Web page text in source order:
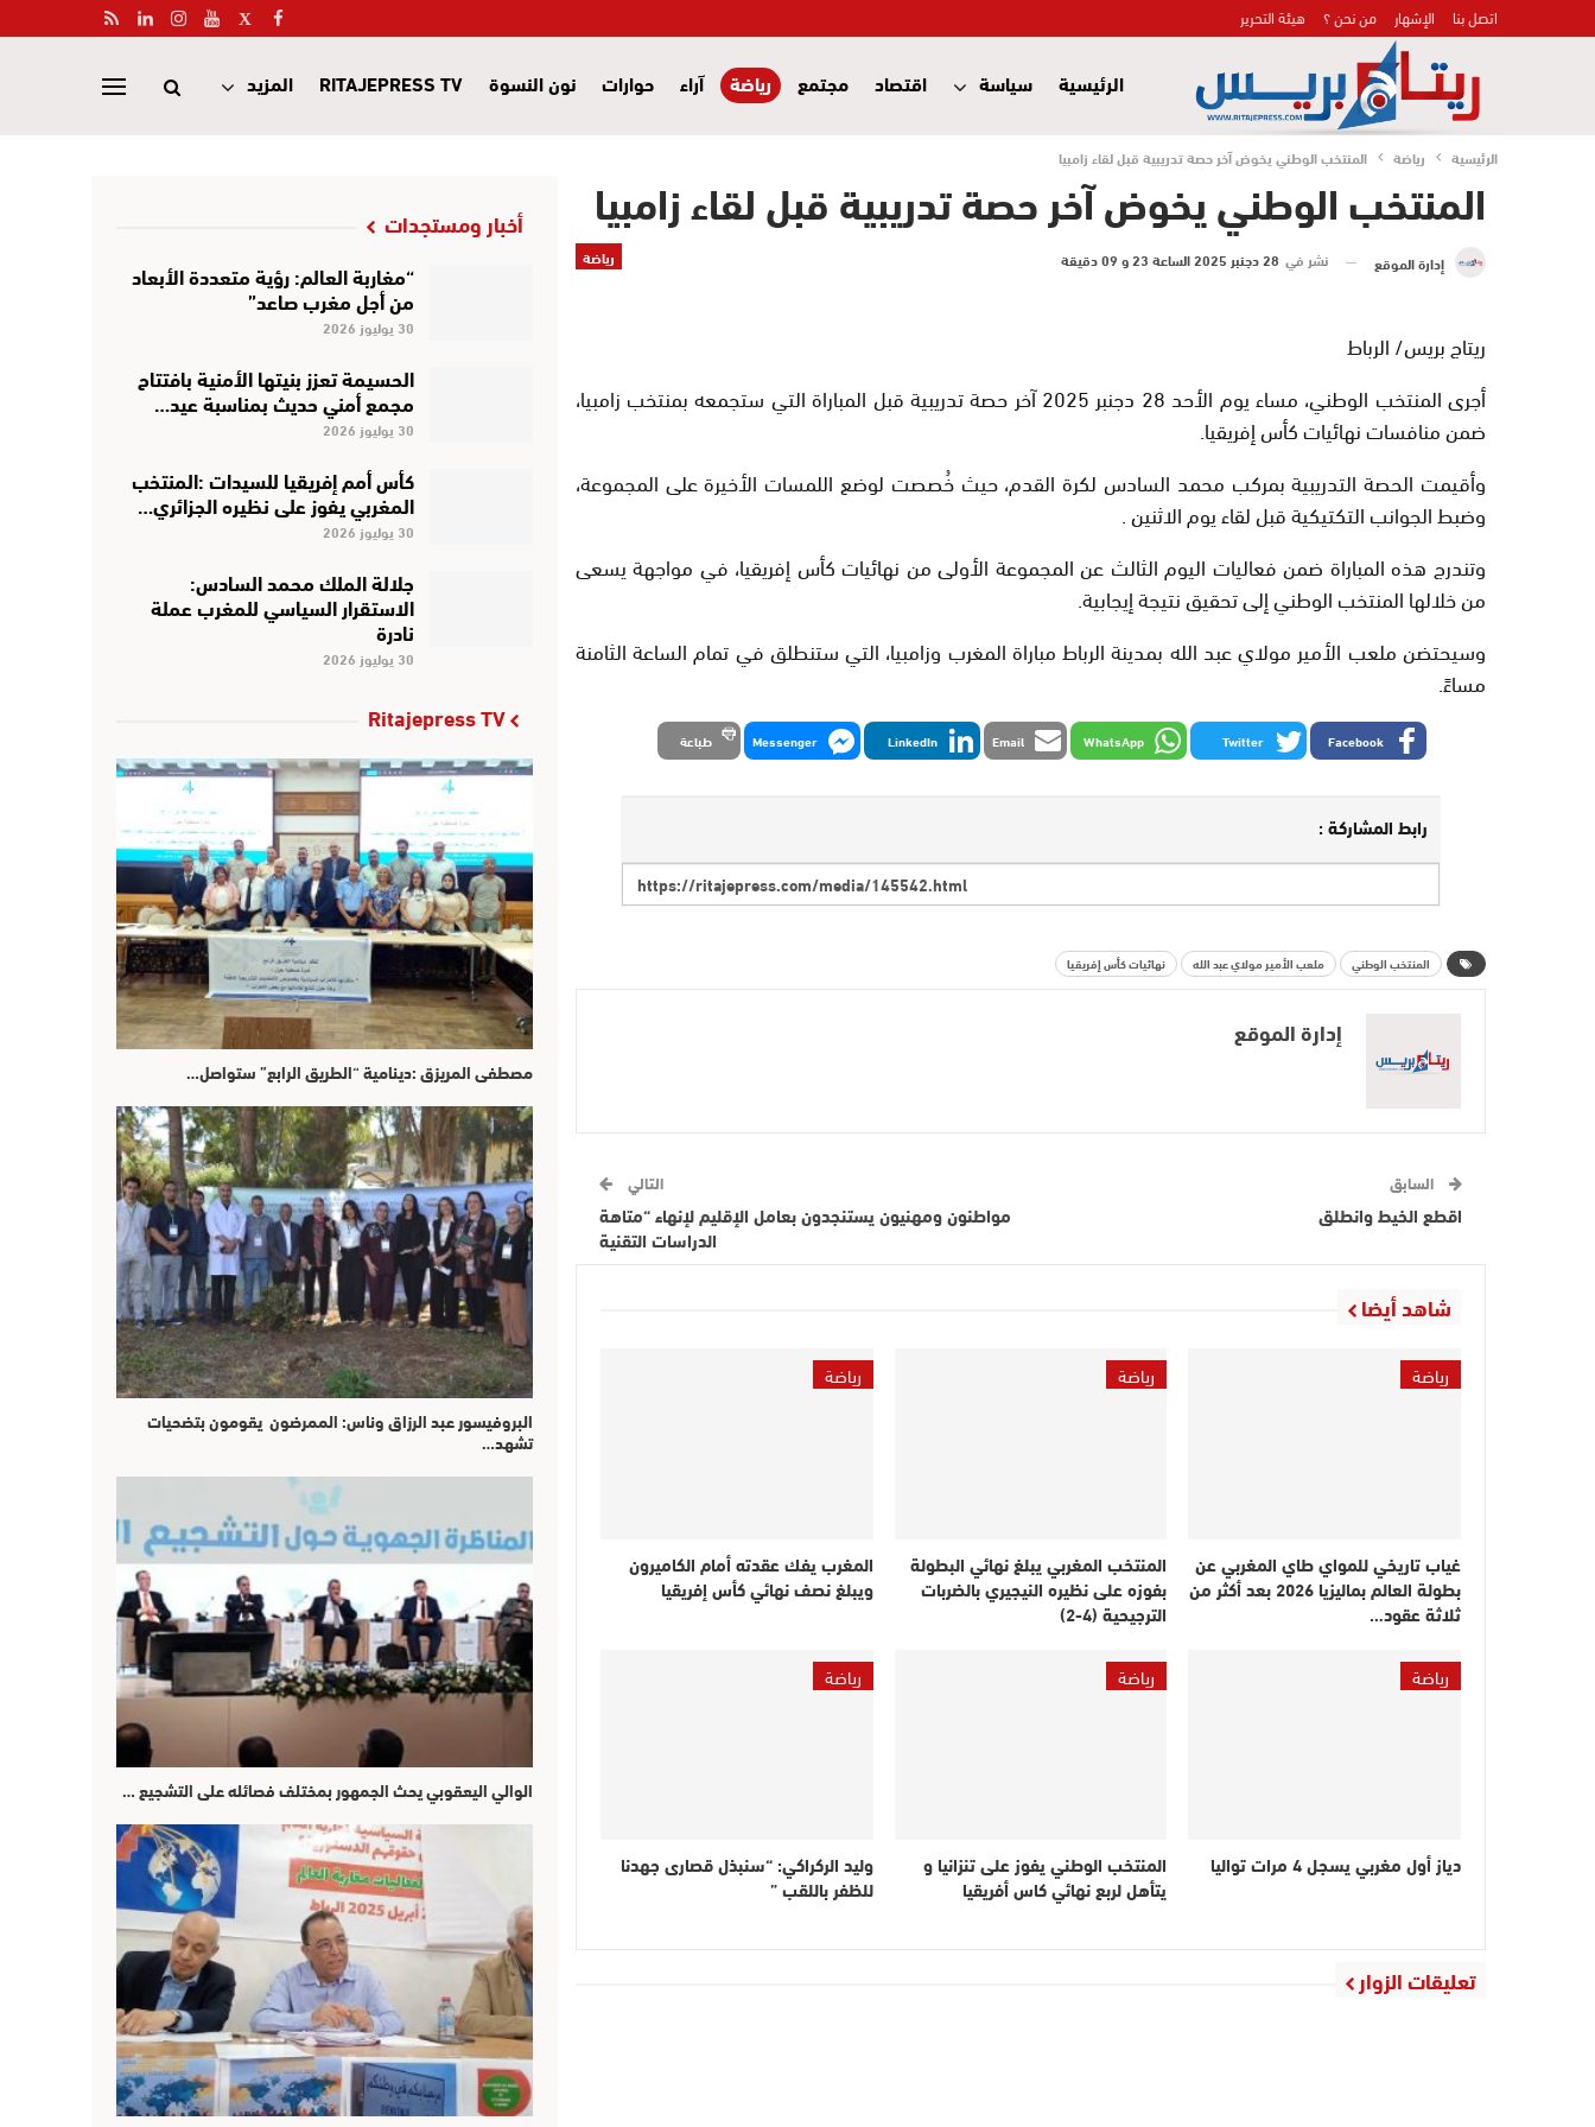
اتصل بنا الإشهار من نحن ؟ هيئة التحرير
الرئيسية سياسة اقتصاد مجتمع رياضة آراء حوارات نون النسوة RITAJEPRESS TV المزيد
الرئيسية رياضة المنتخب الوطني يخوض آخر حصة تدريبية قبل لقاء زامبيا
المنتخب الوطني يخوض آخر حصة تدريبية قبل لقاء زامبيا
رياضة إدارة الموقع نشر في 28 دجنبر 2025 الساعة 23 و 09 دقيقة
ريتاج بريس/ الرباط
أجرى المنتخب الوطني، مساء يوم الأحد 28 دجنبر 2025 آخر حصة تدريبية قبل المباراة التي ستجمعه بمنتخب زامبيا،
ضمن منافسات نهائيات كأس إفريقيا.
وأقيمت الحصة التدريبية بمركب محمد السادس لكرة القدم، حيث خُصصت لوضع اللمسات الأخيرة على المجموعة،
وضبط الجوانب التكتيكية قبل لقاء يوم الاثنين .
وتندرج هذه المباراة ضمن فعاليات اليوم الثالث عن المجموعة الأولى من نهائيات كأس إفريقيا، في مواجهة يسعى
من خلالها المنتخب الوطني إلى تحقيق نتيجة إيجابية.
وسيحتضن ملعب الأمير مولاي عبد الله بمدينة الرباط مباراة المغرب وزامبيا، التي ستنطلق في تمام الساعة الثامنة
مساءً.
Facebook
Twitter
WhatsApp
Email
LinkedIn
Messenger طباعة
رابط المشاركة :
المنتخب الوطني ملعب الأمير مولاي عبد الله نهائيات كأس إفريقيا
إدارة الموقع
السابق
اقطع الخيط وانطلق
التالي
مواطنون ومهنيون يستنجدون بعامل الإقليم لإنهاء “متاهة
الدراسات التقنية
شاهد أيضا
رياضة
غياب تاريخي للمواي طاي المغربي عن
بطولة العالم بماليزيا 2026 بعد أكثر من
ثلاثة عقود…
رياضة
المنتخب المغربي يبلغ نهائي البطولة
بفوزه على نظيره النيجيري بالضربات
الترجيحية (4-2)
رياضة
المغرب يفك عقدته أمام الكاميرون
ويبلغ نصف نهائي كأس إفريقيا
رياضة
دياز أول مغربي يسجل 4 مرات تواليا
رياضة
المنتخب الوطني يفوز على تنزانيا و
يتأهل لربع نهائي كاس أفريقيا
رياضة
وليد الركراكي: “سنبذل قصارى جهدنا
للظفر باللقب ”
تعليقات الزوار
أخبار ومستجدات
“مغاربة العالم: رؤية متعددة الأبعاد
من أجل مغرب صاعد”
30 يوليوز 2026
الحسيمة تعزز بنيتها الأمنية بافتتاح
مجمع أمني حديث بمناسبة عيد…
30 يوليوز 2026
كأس أمم إفريقيا للسيدات :المنتخب
المغربي يفوز على نظيره الجزائري…
30 يوليوز 2026
جلالة الملك محمد السادس:
الاستقرار السياسي للمغرب عملة
نادرة
30 يوليوز 2026
Ritajepress TV
مصطفى المريزق :دينامية “الطريق الرابع” ستواصل…
البروفيسور عبد الرزاق وناس: الممرضون يقومون بتضحيات
تشهد…
الوالي اليعقوبي يحث الجمهور بمختلف فصائله على التشجيع …